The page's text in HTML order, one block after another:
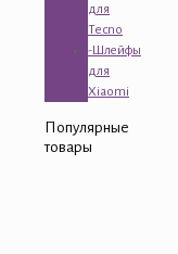
для
Tecno
-Шлейфы
для
Xiaomi
Популярные
товары